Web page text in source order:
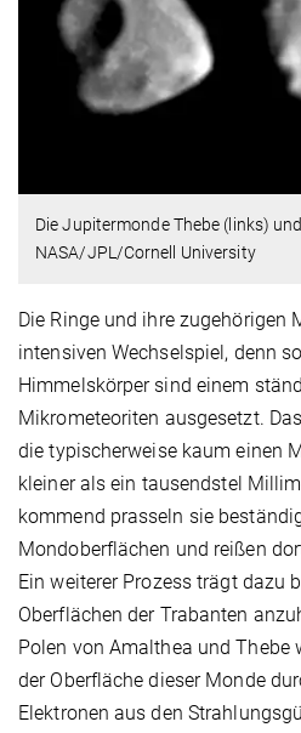
Die Jupitermonde Thebe (links)
NASA/JPL/Cornell University
Die Ringe und ihre zugehörigen
intensiven Wechselspiel, denn
Himmelskörper sind einem
Mikrometeoriten ausgesetzt.
die typischerweise kaum einen
kleiner als ein tausendstel
kommend prasseln sie
Mondoberflächen und reißen
Ein weiterer Prozess trägt dazu
Oberflächen der Trabanten
Polen von Amalthea und Thebe
der Oberfläche dieser Monde
Elektronen aus den